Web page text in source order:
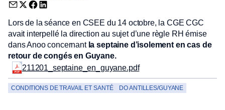
Envoyer par email (nouvelle fenêtre)
Partager sur Twitter (nouvelle fenêtre)
Partager sur Facebook (nouvelle fenêtre)
Partager sur LinkedIn (nouvelle fenêtre)
Lors de la séance en CSEE du 14 octobre, la CGE CGC
avait interpellé la direction au sujet d’une règle RH émise
dans Anoo concernant la septaine d’isolement en cas de
retour de congés en Guyane.
211201_septaine_en_guyane.pdf
CONDITIONS DE TRAVAIL ET SANTÉ DO ANTILLES/GUYANE